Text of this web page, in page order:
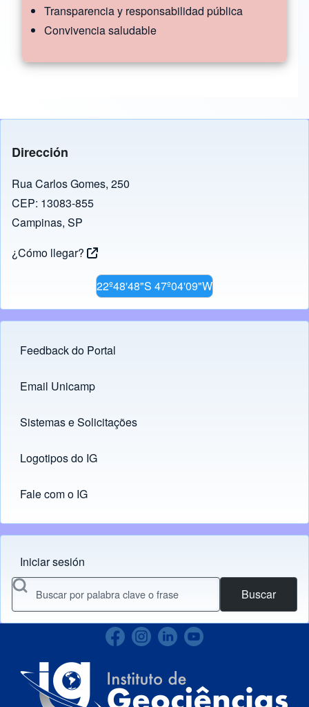
Transparencia y responsabilidad pública
Convivencia saludable
Dirección
Rua Carlos Gomes, 250
CEP: 13083-855
Campinas, SP
¿Cómo llegar?
22º48'48"S 47º04'09"W
Footer menu
Feedback do Portal
Links
Email Unicamp
(opens in new tab)
Sistemas e Solicitações
(opens in new tab)
Logotipos do IG
(opens in new tab)
Fale com o IG
Menu do usuário
Iniciar sesión
Buscar